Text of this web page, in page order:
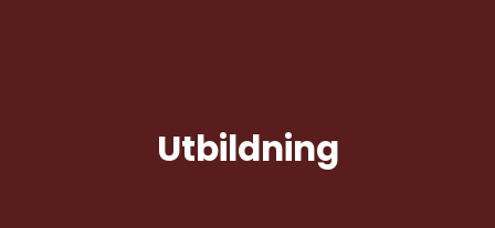
Utbildning